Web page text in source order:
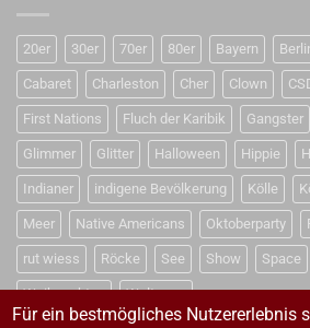
20er 30er 70er 80er Bayern
Cabaret Charleston Cher Clown
First Nations Fluch der Karibik Gangster
Glimmer Glitter Halloween Hippie
Indianer indigene Bevölkerung Kölle
Meer Native Americans Oktoberparty
rut wiess Röcke See Show Space
Weihnachten Weltraum
Für ein bestmögliches Nutzererlebnis